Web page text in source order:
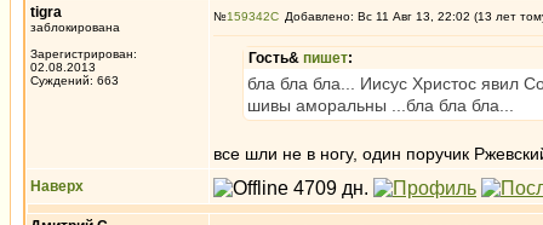
tigra
заблокирована
Зарегистрирован:
02.08.2013
Суждений: 663
№159342 Добавлено: Вс 11 Авг 13, 22:02 (13 лет
Гость& пишет:
бла бла бла... Иисус Христос явил
шивы аморальны ...бла бла бла...
все шли не в ногу, один поручик
Наверх